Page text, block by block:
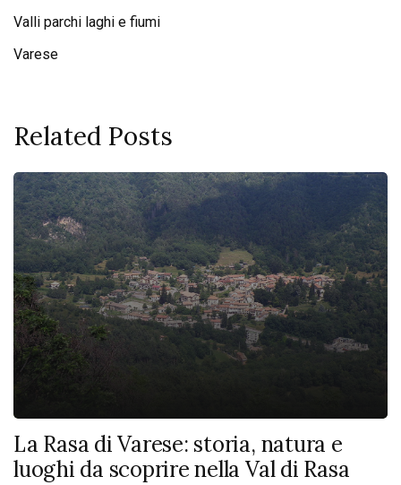
Valli parchi laghi e fiumi
Varese
Related Posts
La Rasa di Varese: storia, natura e
luoghi da scoprire nella Val di Rasa